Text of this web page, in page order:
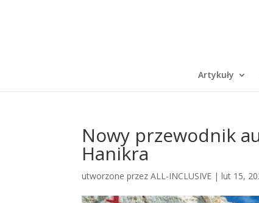
Artykuły
Nowy przewodnik
Hanikra
utworzone przezALL-INCLUSIVE |lut 15,